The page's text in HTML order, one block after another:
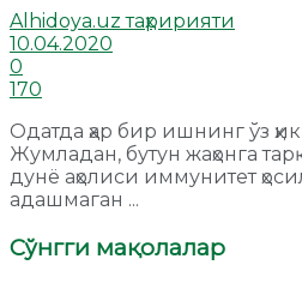
Alhidoya.uz таҳририяти
10.04.2020
0
170
Одатда ҳар бир ишнинг ўз
Жумладан, бутун жаҳонга
дунё аҳолиси иммунитет
адашмаган ...
Сўнгги мақолалар